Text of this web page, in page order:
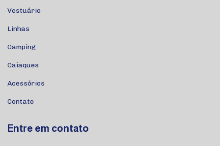
Vestuário
Linhas
Camping
Caiaques
Acessórios
Contato
Entre em contato